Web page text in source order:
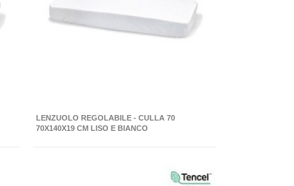
LENZUOLO REGOLABILE - CULLA 70
70X140X19 CM LISO E BIANCO